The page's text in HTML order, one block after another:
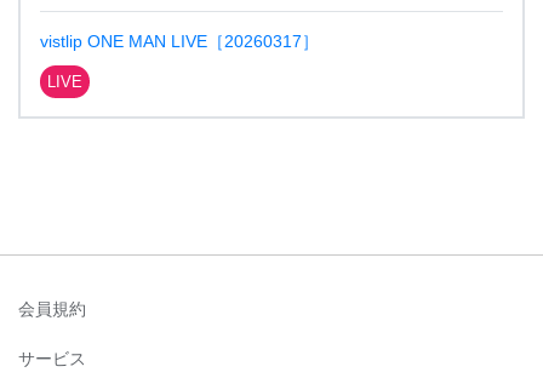
vistlip ONE MAN LIVE［20260317］
LIVE
会員規約
サービス